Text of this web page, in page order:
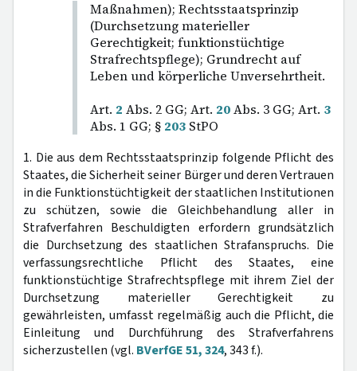
Maßnahmen); Rechtsstaatsprinzip
(Durchsetzung materieller
Gerechtigkeit; funktionstüchtige
Strafrechtspflege); Grundrecht auf
Leben und körperliche Unversehrtheit.
Art. 2 Abs. 2 GG; Art. 20Abs. 3 GG; Art. 3
Abs. 1 GG; § 203 StPO
1. Die aus dem Rechtsstaatsprinzip folgende Pflicht des
Staates, die Sicherheit seiner Bürger und deren Vertrauen
in die Funktionstüchtigkeit der staatlichen Institutionen
zu schützen, sowie die Gleichbehandlung aller in
Strafverfahren Beschuldigten erfordern grundsätzlich
die Durchsetzung des staatlichen Strafanspruchs. Die
verfassungsrechtliche Pflicht des Staates, eine
funktionstüchtige Strafrechtspflege mit ihrem Ziel der
Durchsetzung materieller Gerechtigkeit zu
gewährleisten, umfasst regelmäßig auch die Pflicht, die
Einleitung und Durchführung des Strafverfahrens
sicherzustellen (vgl. BVerfGE 51, 324, 343 f.).